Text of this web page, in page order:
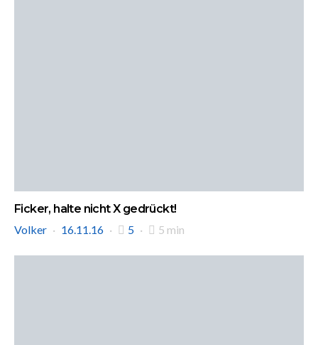
Ficker, halte nicht X gedrückt!
Volker
16.11.16 5 5 min